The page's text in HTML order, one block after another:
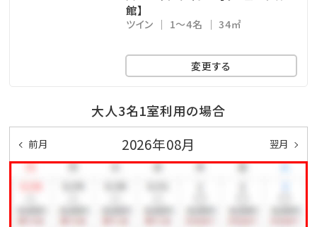
・アクティビティ（テニスコート、バスケットコート）
・キッズルーム「こどんパーク」
★★★★2026年6月19日（金）より、今シーズンの屋外
プール営業を開始いたします★★★★
【営業期間】
2026年6月19日（金）～10月31日（土）
※6月19日は12：00より営業いたします。
館】
ツイン 1～4名 34㎡
変更する
大人3名1室利用の場合
前月 2026年08月 翌月